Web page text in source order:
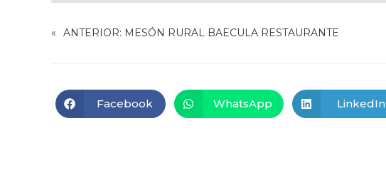
« ANTERIOR: MESÓN RURAL BAECULA RESTAURANTE
Facebook WhatsApp LinkedIn